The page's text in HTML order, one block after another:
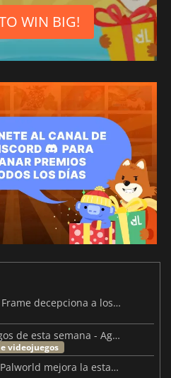
WIN BIG!
El precio filtrado de Steam Frame decepciona a los usuarios
Lanzamientos de videojuegos de esta semana - Agosto de 2026 (semana 32)
videojuegos
La última actualización de Palworld mejora la estabilidad